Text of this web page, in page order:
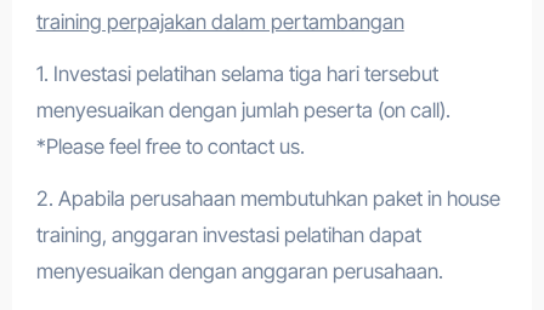
training perpajakan dalam pertambangan
1. Investasi pelatihan selama tiga hari tersebut
menyesuaikan dengan jumlah peserta (on call).
*Please feel free to contact us.
2. Apabila perusahaan membutuhkan paket in house
training, anggaran investasi pelatihan dapat
menyesuaikan dengan anggaran perusahaan.